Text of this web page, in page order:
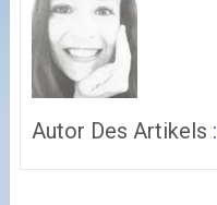
Autor Des Artikels :